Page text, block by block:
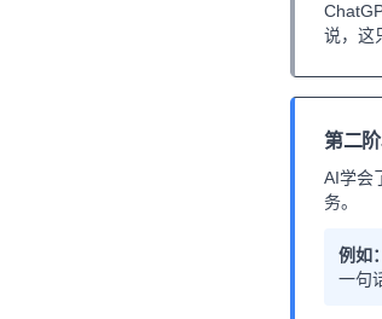
说，这
第二
AI学会
务。
例如：
一句